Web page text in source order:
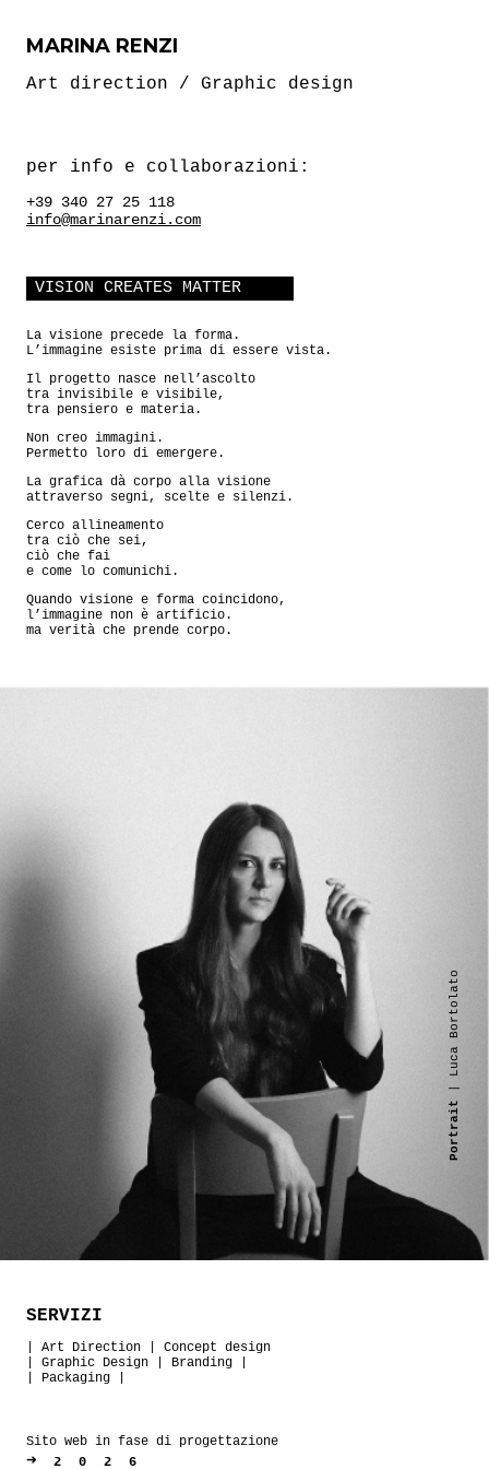
MARINA RENZI
Art direction / Graphic design
per info e collaborazioni:
+39 340 27 25 118
info@marinarenzi.com
VISION CREATES MATTER
La visione precede la forma.
L’immagine esiste prima di essere vista.
Il progetto nasce nell’ascolto
tra invisibile e visibile,
tra pensiero e materia.
Non creo immagini.
Permetto loro di emergere.
La grafica dà corpo alla visione
attraverso segni, scelte e silenzi.
Cerco allineamento
tra ciò che sei,
ciò che fai
e come lo comunichi.
Quando visione e forma coincidono,
l’immagine non è artificio.
ma verità che prende corpo.
SERVIZI
Art Direction
Concept design
Graphic Design Branding
Packaging
Sito web in fase di progettazione
➜ 2026
Portrait
| Luca Bortolato